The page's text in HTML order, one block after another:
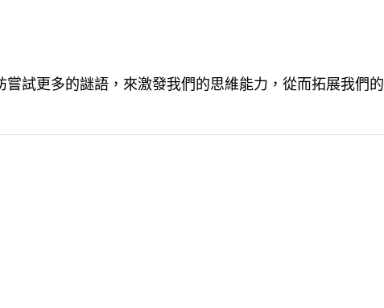
試更多的謎語，來激發我們的思維能力，從而拓展我們的